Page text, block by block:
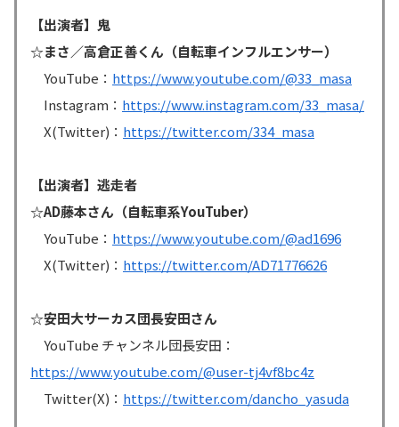
【出演者】鬼
☆まさ／高倉正善くん（自転車インフルエンサー）
YouTube： https://www.youtube.com/@33_masa
Instagram： https://www.instagram.com/33_masa/
X(Twitter)： https://twitter.com/334_masa
【出演者】逃走者
☆AD藤本さん（自転車系YouTuber）
YouTube： https://www.youtube.com/@ad1696
X(Twitter)： https://twitter.com/AD71776626
☆安田大サーカス団長安田さん
YouTube チャンネル団長安田：
https://www.youtube.com/@user-tj4vf8bc4z
Twitter(X)： https://twitter.com/dancho_yasuda